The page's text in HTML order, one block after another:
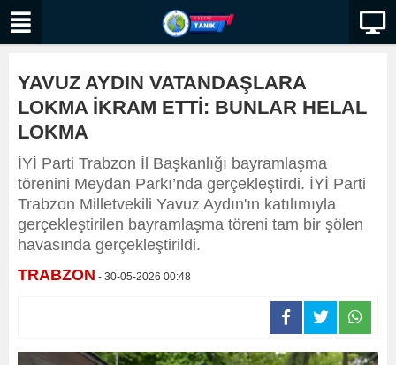
YAVUZ AYDIN VATANDAŞLARA
LOKMA İKRAM ETTİ: BUNLAR HELAL
LOKMA
İYİ Parti Trabzon İl Başkanlığı bayramlaşma
törenini Meydan Parkı’nda gerçekleştirdi. İYİ Parti
Trabzon Milletvekili Yavuz Aydın'ın katılımıyla
gerçekleştirilen bayramlaşma töreni tam bir şölen
havasında gerçekleştirildi.
TRABZON - 30-05-2026 00:48